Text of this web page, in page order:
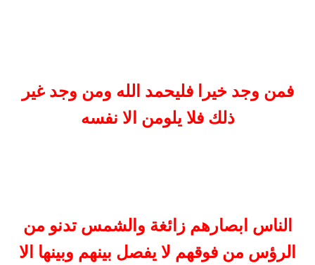
فمن وجد خيرا فليحمد الله ومن وجد غير
ذلك فلا يلومن الا نفسه
الناس ابصارهم زائغة والشمس تدنو من
الرؤس من فوقهم لا يفصل بينهم وبينها الا